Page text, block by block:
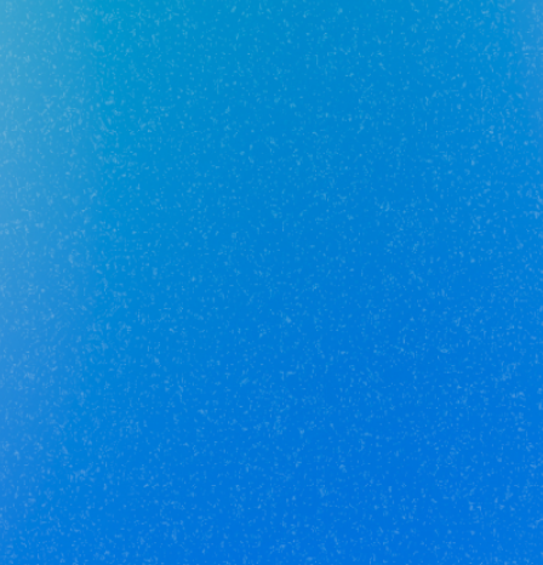
Юникор Услуги
Получай кешбэк от 5 000 рублей
Скачивай приложение на свой смартфон
Юникор Агент
Приложение для агентов Unikor
Скачивай приложение на свой смартфон
Стоимость объектов недвижимости и иных товаров и услуг,
не включенных в «Прайс-лист» носит
исключительно
информационный характер и ни при каких
условиях не является
публичной офертой, определяемой
положениями ст. 437 ч. 2 Гражданского кодексаРоссийской
Федерации.
Политикаконфиденциальности
СОГЛАСИЕ на обработку
персональных данных / Политика обработки
персональных данных/
Соглашение об использовании
cookie-файлов
Правила рекомендательных технологий
© Unikor 2026